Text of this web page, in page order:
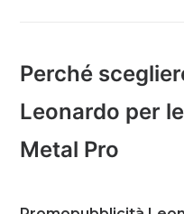
Perché
Leonardo per
Metal Pro